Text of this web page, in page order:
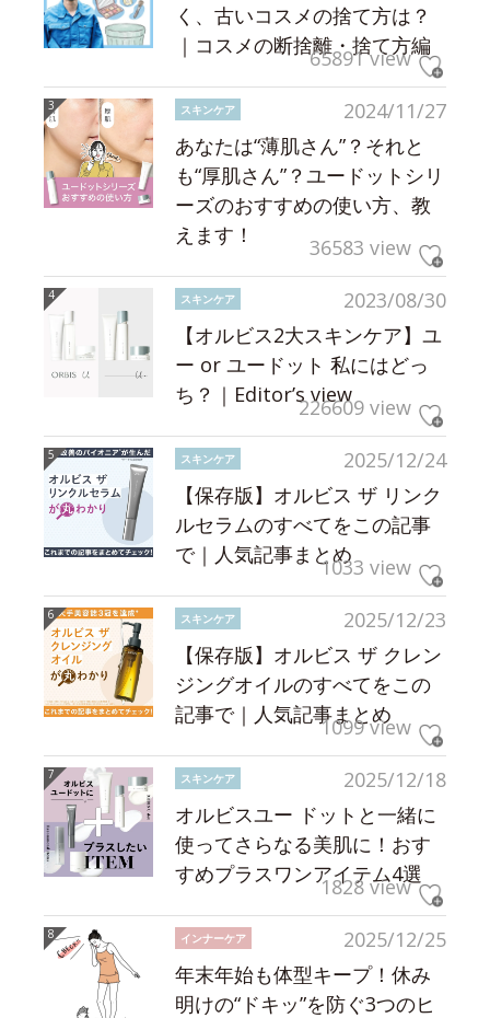
く、古いコスメの捨て方は？
｜コスメの断捨離・捨て方編
65891 view
2024/11/27
スキンケア
あなたは“薄肌さん”？それと
も“厚肌さん”？ユードットシリ
ーズのおすすめの使い方、教
えます！
36583 view
2023/08/30
スキンケア
【オルビス2大スキンケア】ユ
ー or ユードット 私にはどっ
ち？｜Editor’s view226609 view
2025/12/24
スキンケア
【保存版】オルビス ザ リンク
ルセラムのすべてをこの記事
で｜人気記事まとめ1033 view
2025/12/23
スキンケア
【保存版】オルビス ザ クレン
ジングオイルのすべてをこの
記事で｜人気記事まとめ
1099 view
2025/12/18
スキンケア
オルビスユー ドットと一緒に
使ってさらなる美肌に！おす
すめプラスワンアイテム4選
1828 view
2025/12/25
インナーケア
年末年始も体型キープ！休み
明けの“ドキッ”を防ぐ3つのヒ